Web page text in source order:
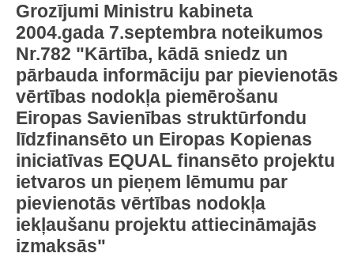
Grozījumi Ministru kabineta
2004.gada 7.septembra noteikumos
Nr.782 "Kārtība, kādā sniedz un
pārbauda informāciju par pievienotās
vērtības nodokļa piemērošanu
Eiropas Savienības struktūrfondu
līdzfinansēto un Eiropas Kopienas
iniciatīvas EQUAL finansēto projektu
ietvaros un pieņem lēmumu par
pievienotās vērtības nodokļa
iekļaušanu projektu attiecināmajās
izmaksās"